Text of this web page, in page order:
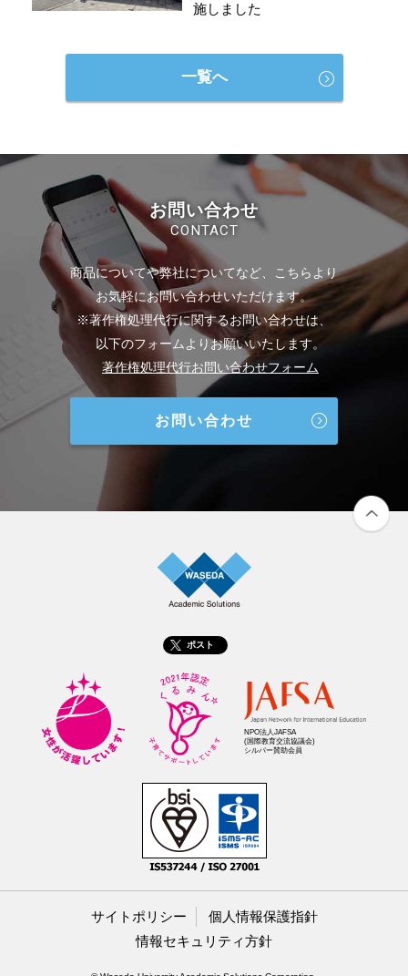
一覧へ
施しました
お問い合わせ
CONTACT
商品についてや弊社についてなど、こちらより
お気軽にお問い合わせいただけます。
※著作権処理代行に関するお問い合わせは、
以下のフォームよりお願いいたします。
著作権処理代行お問い合わせフォーム
お問い合わせ
ポスト
NPO法人JAFSA
(国際教育交流協議会)
シルバー賛助会員
サイトポリシー
個人情報保護指針
情報セキュリティ方針